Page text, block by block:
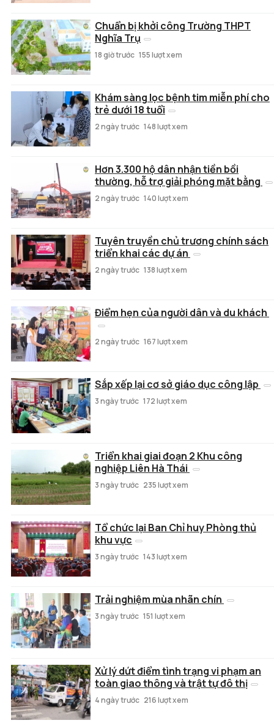
Chuẩn bị khởi công Trường THPT
Nghĩa Trụ
18 giờ trước 155 lượt xem
Khám sàng lọc bệnh tim miễn phí cho
trẻ dưới 18 tuổi
2 ngày trước 148 lượt xem
Hơn 3.300 hộ dân nhận tiền bồi
thường, hỗ trợ giải phóng mặt bằng
2 ngày trước 140 lượt xem
Tuyên truyền chủ trương chính sách
triển khai các dự án
2 ngày trước 138 lượt xem
Điểm hẹn của người dân và du khách
2 ngày trước 167 lượt xem
Sắp xếp lại cơ sở giáo dục công lập
3 ngày trước 172 lượt xem
Triển khai giai đoạn 2 Khu công
nghiệp Liên Hà Thái
3 ngày trước 235 lượt xem
Tổ chức lại Ban Chỉ huy Phòng thủ
khu vực
3 ngày trước 143 lượt xem
Trải nghiệm mùa nhãn chín
3 ngày trước 151 lượt xem
Xử lý dứt điểm tình trạng vi phạm an
toàn giao thông và trật tự đô thị
4 ngày trước 216 lượt xem